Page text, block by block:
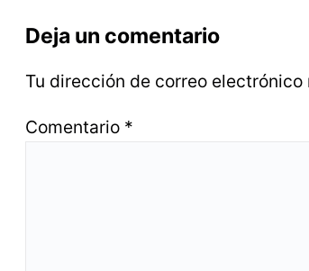
Deja un comentario
Tu dirección de correo electrónico
Comentario *